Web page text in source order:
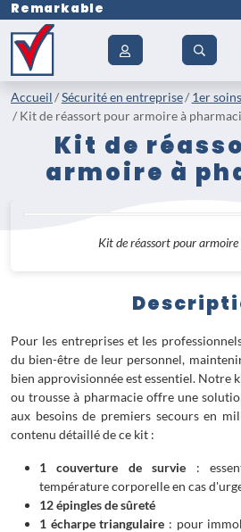
Remarkable
Accueil Sécurité en entreprise 1er soins
Kit de réassort pour armoire à
Kit de
armoire à
Kit de réassort pour
Pour les entreprises et les
du bien-être de leur personnel,
bien approvisionnée est essentiel. Notre
ou trousse à pharmacie offre une
aux besoins de premiers secours en
contenu détaillé de ce kit :
1 couverture de survie :
température corporelle en cas
12 épingles de sûreté
1 écharpe triangulaire : pour